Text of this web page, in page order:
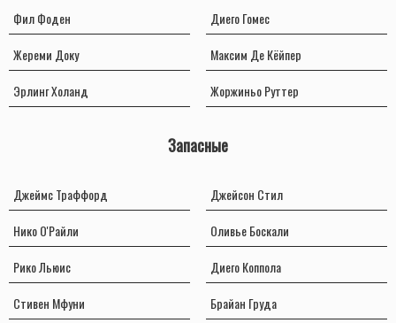
Фил Фоден
Жереми Доку
Эрлинг Холанд
Диего Гомес
Максим Де Кёйпер
Жоржиньо Руттер
Запасные
Джеймс Траффорд
Нико О'Райли
Рико Льюис
Стивен Мфуни
Джейсон Стил
Оливье Боскали
Диего Коппола
Брайан Груда